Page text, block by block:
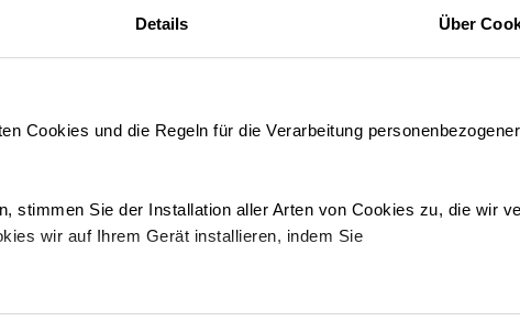
Details Über
Cookies und die Regeln für die Verarbeitung
stimmen Sie der Installation aller Arten von Cookies zu, die wir
wir auf Ihrem Gerät installieren, indem Sie
ändern, indem Sie die Cookie-Richtlinie .aufrufen.
spezielle EasyClean-Emaille wird
verhindert und die Reinigung
Sie also nicht zu viel Zeit mit der
9